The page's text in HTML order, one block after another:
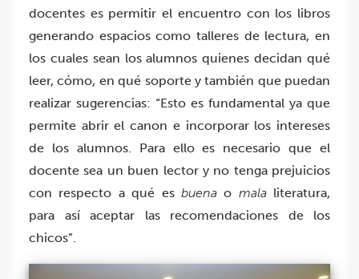
docentes es permitir el encuentro con los libros
generando espacios como talleres de lectura, en
los cuales sean los alumnos quienes decidan qué
leer, cómo, en qué soporte y también que puedan
realizar sugerencias: “Esto es fundamental ya que
permite abrir el canon e incorporar los intereses
de los alumnos. Para ello es necesario que el
docente sea un buen lector y no tenga prejuicios
con respecto a qué es buenao malaliteratura,
para así aceptar las recomendaciones de los
chicos”.